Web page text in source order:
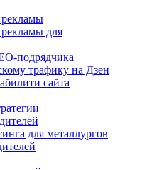
рекламы
для
подрядчика
трафику на Дзен
сайта
для металлургов